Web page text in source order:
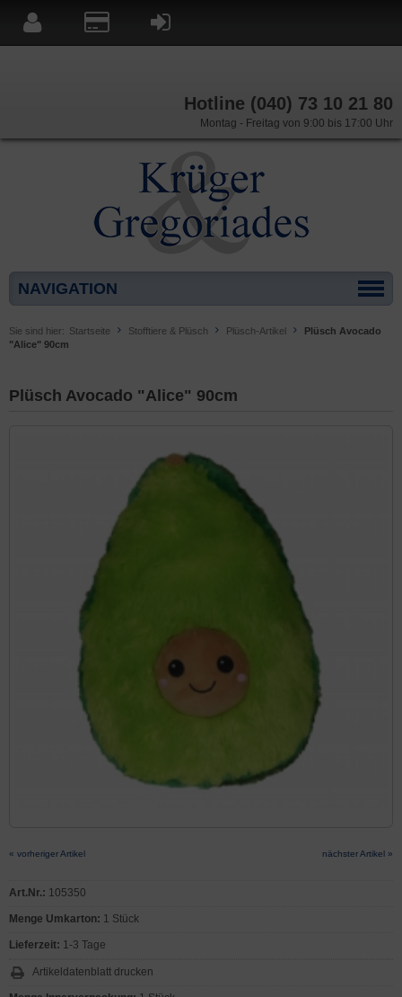
Hotline (040) 73 10 21 80
Montag - Freitag von 9:00 bis 17:00 Uhr
NAVIGATION
Sie sind hier: Startseite Stofftiere & Plüsch Plüsch-Artikel
Plüsch Avocado
"Alice" 90cm
Plüsch Avocado "Alice" 90cm
« vorheriger Artikel nächster Artikel »
Art.Nr.: 105350
Menge Umkarton: 1 Stück
Lieferzeit: 1-3 Tage
Artikeldatenblatt drucken